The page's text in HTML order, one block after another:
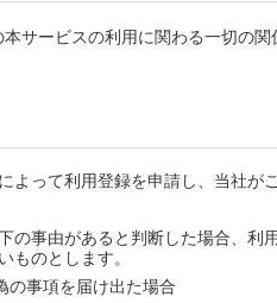
サービスの利用に関わる一切の関
よって利用登録を申請し、当社が
の事由があると判断した場合、利
ものとします。
の事項を届け出た場合